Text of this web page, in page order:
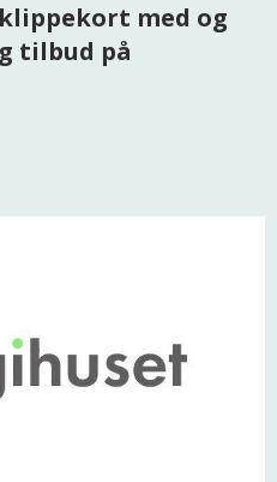
med og
tilbud på